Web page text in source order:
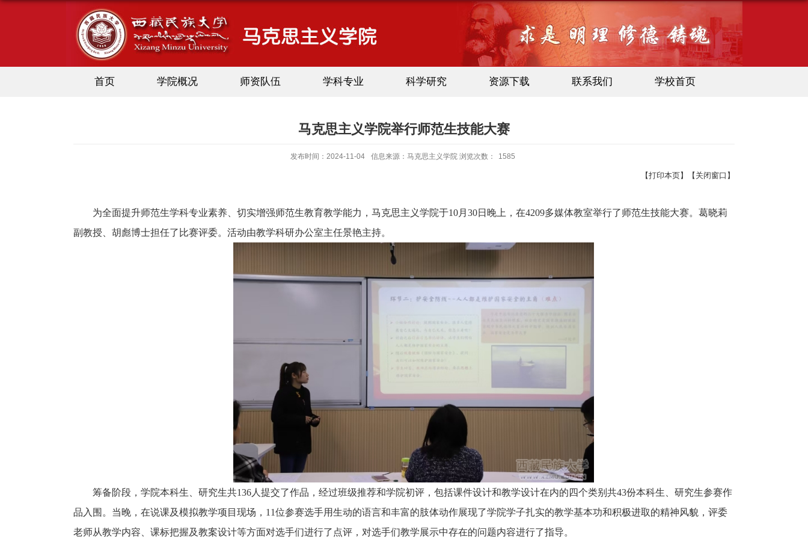
首页 学院概况 师资队伍 学科专业 科学研究 资源下载 联系我们 学校首页
马克思主义学院举行师范生技能大赛
发布时间：2024-11-04 信息来源：马克思主义学院 浏览次数： 1585
【打印本页】【 关闭窗口 】
为全面提升师范生学科专业素养、切实增强师范生教育教学能力，马克思主义学院于10月30日 晚上， 在4209多媒体教室举行了师范生技能大赛。 葛晓莉
副教授、胡彪博士担任了比赛评委。 活动由教学科研办公室主任景艳主持。
筹备阶段， 学院本科生、研究生共136人提交了作品，经过班级推荐和学院初评，包括课件设计和教学设计在内的四个类别共43份本科生、研究生参赛作
品入围。当晚，在说课及模拟教学项目现场， 11位参赛选手用生动的语言和丰富的肢体动作展现了学院学子扎实的教学基本功和积极进取的精神风貌，评委
老师从教学内容、课标把握及教案设计等方面对选手们进行了点评，对选手们教学展示中存在的问题内容进行了指导。